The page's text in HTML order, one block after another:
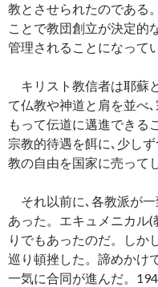
教とさせられたのである
ことで教団創立が決定的
管理されることになって
キリスト教信者は耶蘇
て仏教や神道と肩を並べ
もって伝道に邁進できる
宗教的待遇を餌に､少し
教の自由を国家に売って
それ以前に､各教派が
あった。エキュメニカル
りでもあったのだ。しか
巡り頓挫した。諦めかけ
一気に合同が進んだ。